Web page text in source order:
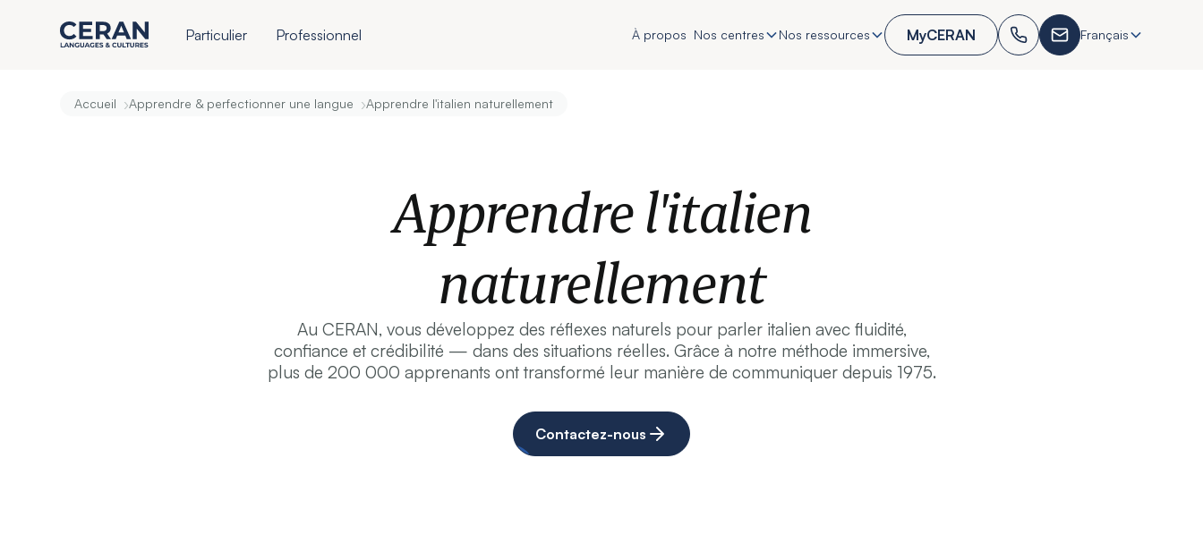
Particulier Professionnel À propos Nos centres Nos ressources MyCERAN Français
Accueil ›Apprendre & perfectionner une langue ›Apprendre l'italien naturellement
Apprendre l'italien
naturellement
Au CERAN, vous développez des réflexes naturels pour parler italien avec fluidité,
confiance et crédibilité — dans des situations réelles. Grâce à notre méthode immersive,
plus de 200 000 apprenants ont transformé leur manière de communiquer depuis 1975.
Contactez-nous